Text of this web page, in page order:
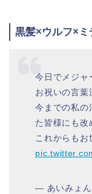
黒髪×ウルフ×ミ
今日でメジャ
お祝いの言葉
今までの私の
た皆様にも改
これからもお
— あいみょ